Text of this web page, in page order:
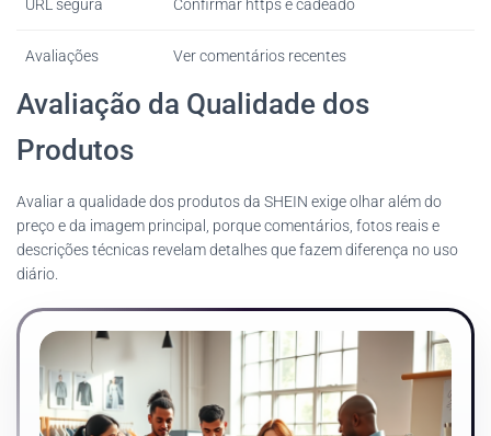
URL segura Confirmar https e cadeado
Avaliações Ver comentários recentes
Avaliação da Qualidade dos
Produtos
Avaliar a qualidade dos produtos da SHEIN exige olhar além do
preço e da imagem principal, porque comentários, fotos reais e
descrições técnicas revelam detalhes que fazem diferença no uso
diário.